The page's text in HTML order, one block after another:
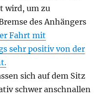
wird, um zu
des Anhängers
Fahrt mit
sehr positiv von der
sich auf dem Sitz
schwer anschnallen